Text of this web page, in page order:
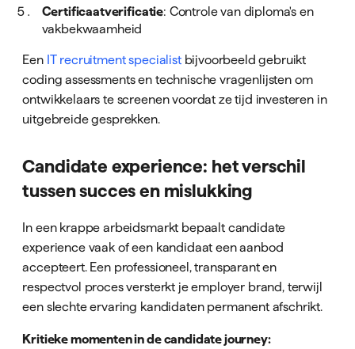
Certificaatverificatie: Controle van diploma's en
vakbekwaamheid
Een IT recruitment specialistbijvoorbeeld gebruikt
coding assessments en technische vragenlijsten om
ontwikkelaars te screenen voordat ze tijd investeren in
uitgebreide gesprekken.
Candidate experience: het verschil
tussen succes en mislukking
In een krappe arbeidsmarkt bepaalt candidate
experience vaak of een kandidaat een aanbod
accepteert. Een professioneel, transparant en
respectvol proces versterkt je employer brand, terwijl
een slechte ervaring kandidaten permanent afschrikt.
Kritieke momenten in de candidate journey: